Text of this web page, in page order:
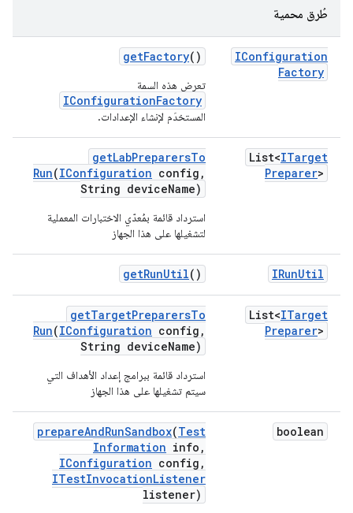
طُرق محمية
IConfiguration
Factory
getFactory()
تعرِض هذه السمة
IConfigurationFactory
المستخدَم لإنشاء الإعدادات.
List<ITarget
Preparer>
getLabPreparersTo
Run(IConfiguration config ,
String deviceName)
استرداد قائمة بمُعدّي الاختبارات المعملية
لتشغيلها على هذا الجهاز
IRunUtil
getRunUtil()
List<ITarget
Preparer>
getTargetPreparersTo
Run(IConfiguration config ,
String deviceName)
استرداد قائمة ببرامج إعداد الأهداف التي
سيتم تشغيلها على هذا الجهاز
boolean
prepareAndRunSandbox(Test
Information info ,
IConfiguration config ,
ITestInvocationListener
listener)